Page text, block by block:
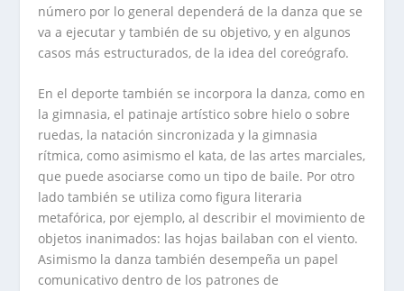
número por lo general dependerá de la danza que se
va a ejecutar y también de su objetivo, y en algunos
casos más estructurados, de la idea del coreógrafo.
En el deporte también se incorpora la danza, como en
la gimnasia, el patinaje artístico sobre hielo o sobre
ruedas, la natación sincronizada y la gimnasia
rítmica, como asimismo el kata, de las artes marciales,
que puede asociarse como un tipo de baile. Por otro
lado también se utiliza como figura literaria
metafórica, por ejemplo, al describir el movimiento de
objetos inanimados: las hojas bailaban con el viento.
Asimismo la danza también desempeña un papel
comunicativo dentro de los patrones de